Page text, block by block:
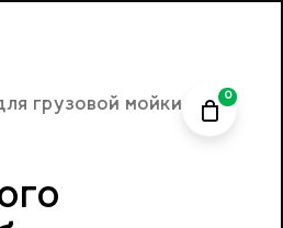
0
грузовой мойки и